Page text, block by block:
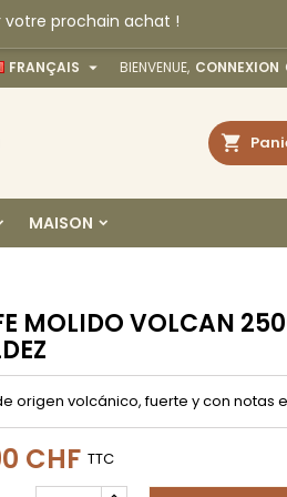
votre prochain achat !
BIENVENUE, CONNEXION
FRANÇAIS 
MAISON
MOLIDO VOLCAN
origen volcánico, fuerte y con notas
CHF TTC